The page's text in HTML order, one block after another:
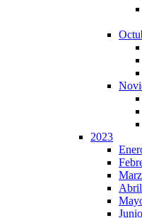
2023
Abril
Junio